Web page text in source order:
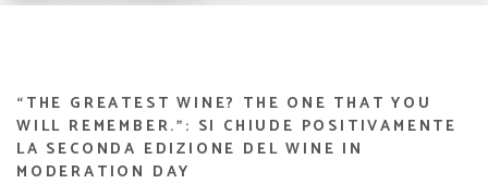
“THE GREATEST WINE? THE ONE THAT YOU
WILL REMEMBER.”: SI CHIUDE POSITIVAMENTE
LA SECONDA EDIZIONE DEL WINE IN
MODERATION DAY